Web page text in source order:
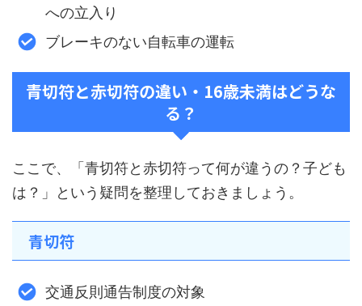
への立入り
ブレーキのない自転車の運転
青切符と赤切符の違い・16歳未満はどうな
る？
ここで、「青切符と赤切符って何が違うの？子ども
は？」という疑問を整理しておきましょう。
青切符
交通反則通告制度の対象